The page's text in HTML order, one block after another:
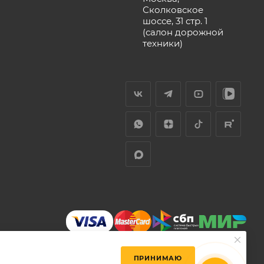
Сколковское
шоссе, 31 стр. 1
(салон дорожной
техники)
ПРИНИМАЮ